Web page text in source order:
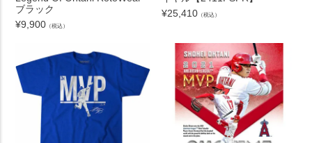
ブラック
¥9,900 （税込）
¥25,410 （税込）